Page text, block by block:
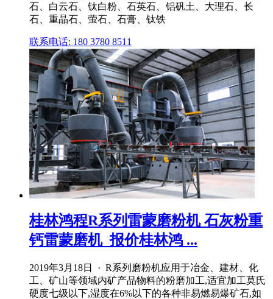
石、白云石、钛白粉、石英石、铝矾土、大理石、长
石、重晶石、萤石、石膏、钛铁
联系电话: 180 3780 8511
桂林鸿程R系列雷蒙磨粉机 石灰粉重
钙雷蒙磨机_报价桂林鸿 ...
2019年3月18日 · R系列磨粉机应用于冶金、建材、化
工、矿山等领域内矿产品物料的粉磨加工,适宜加工莫氏
硬度七级以下,湿度在6%以下的各种非易燃易爆矿石,如